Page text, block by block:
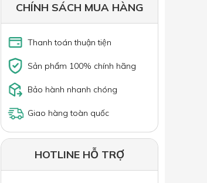
CHÍNH SÁCH MUA HÀNG
Thanh toán thuận tiện
Sản phẩm 100% chính hãng
Bảo hành nhanh chóng
Giao hàng toàn quốc
HOTLINE HỖ TRỢ